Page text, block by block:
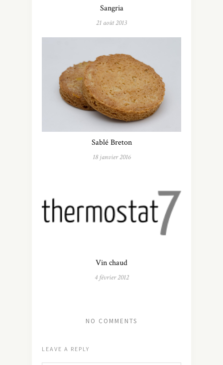
Sangria
21 août 2013
Sablé Breton
18 janvier 2016
Vin chaud
4 février 2012
NO COMMENTS
LEAVE A REPLY